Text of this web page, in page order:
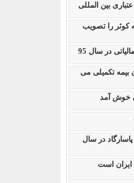
بین المللی
را تصویب
بیمه تکمیلی می
خوش آمد
بانک پاسارگاد در سال
ایران است